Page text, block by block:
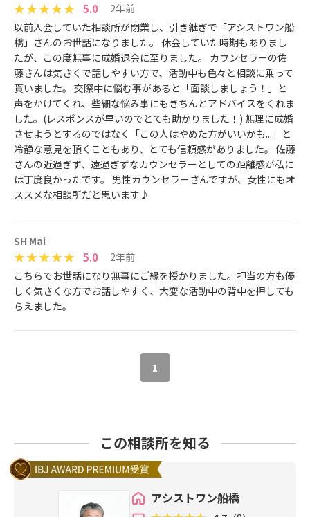
5.0
2年前
以前入会していた相談所が閉業し、引き継ぎで「アシストワン船
橋」さんのお世話になりました。 休会していた時期もありまし
たが、この度無事に成婚退会に至りました。 カウンセラーの佐
藤さんは気さくで話しやすい方で、活動中も色々と相談に乗って
貰いました。 交際中に悩む事があると「面談しましょう！」と
声をかけてくれ、些細な悩み事にもきちんとアドバイスをくれま
した。(レスポンスが早いのでとても助かりました！) 無理に成婚
させようとするのではなく「この人はやめた方がいいかも...」と
冷静な意見を頂くこともあり、とても信頼感がありました。 佐藤
さんの近過ぎず、遠過ぎずなカウンセラーとしての距離感が私に
は丁度良かったです。 男性カウンセラーさんですが、女性にもオ
ススメな相談所だと思います♪
SH Mai
5.0
2年前
こちらでお世話になり無事にご縁を授かりました。担当の方も優
しく気さくな方でお話しやすく、大変な活動中の背中を押しても
らえました。
1
この相談所を知る
アシストワン船橋